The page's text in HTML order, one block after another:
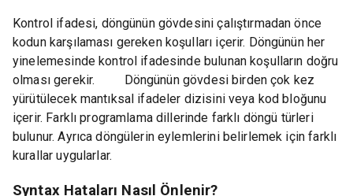
Kontrol ifadesi, döngünün gövdesini çalıştırmadan önce
kodun karşılaması gereken koşulları içerir. Döngünün her
yinelemesinde kontrol ifadesinde bulunan koşulların doğru
olması gerekir. Döngünün gövdesi birden çok kez
yürütülecek mantıksal ifadeler dizisini veya kod bloğunu
içerir. Farklı programlama dillerinde farklı döngü türleri
bulunur. Ayrıca döngülerin eylemlerini belirlemek için farklı
kurallar uygularlar.
Syntax Hataları Nasıl Önlenir?